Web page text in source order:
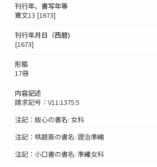
刊行年、書写年等
寛文13 [1673]
刊行年月日（西暦)
[1673]
形態
17冊
内容記述
請求記号：V11:1375:5
注記：版心の書名: 女科
注記：帙題簽の書名: 證治準縄
注記：小口書の書名: 準繩女科